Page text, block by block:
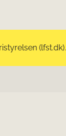
(lfst.dk).